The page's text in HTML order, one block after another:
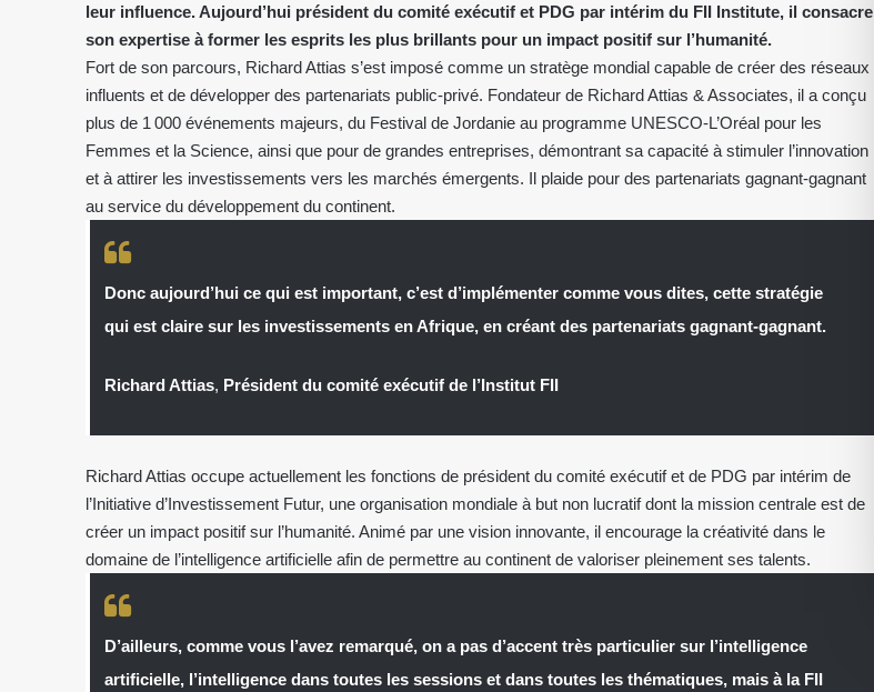
leur influence. Aujourd’hui président du comité exécutif et PDG par intérim du FII Institute, il consacre
son expertise à former les esprits les plus brillants pour un impact positif sur l’humanité.
Fort de son parcours, Richard Attias s’est imposé comme un stratège mondial capable de créer des réseaux
influents et de développer des partenariats public-privé. Fondateur de Richard Attias & Associates, il a conçu
plus de 1 000 événements majeurs, du Festival de Jordanie au programme UNESCO-L’Oréal pour les
Femmes et la Science, ainsi que pour de grandes entreprises, démontrant sa capacité à stimuler l’innovation
et à attirer les investissements vers les marchés émergents. Il plaide pour des partenariats gagnant-gagnant
au service du développement du continent.
Donc aujourd’hui ce qui est important, c’est d’implémenter comme vous dites, cette stratégie
qui est claire sur les investissements en Afrique, en créant des partenariats gagnant-gagnant.
Richard Attias, Président du comité exécutif de l’Institut FII
Richard Attias occupe actuellement les fonctions de président du comité exécutif et de PDG par intérim de
l’Initiative d’Investissement Futur, une organisation mondiale à but non lucratif dont la mission centrale est de
créer un impact positif sur l’humanité. Animé par une vision innovante, il encourage la créativité dans le
domaine de l’intelligence artificielle afin de permettre au continent de valoriser pleinement ses talents.
D’ailleurs, comme vous l’avez remarqué, on a pas d’accent très particulier sur l’intelligence
artificielle, l’intelligence dans toutes les sessions et dans toutes les thématiques, mais à la FII